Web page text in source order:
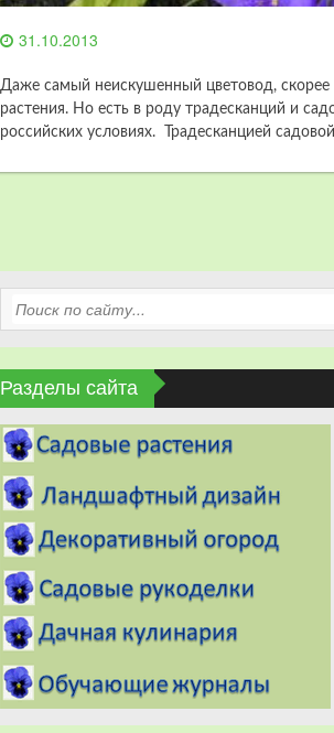
31.10.2013
Даже самый неискушенный цветовод, скорее
растения. Но есть в роду традесканций и
российских условиях. Традесканцией садовой
Разделы сайта